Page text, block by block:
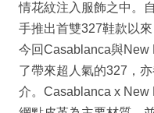
情花紋注入服飾之中。
手推出首雙327鞋款以
今回Casablanca與New
了帶來超人氣的327，
介。Casablanca x New